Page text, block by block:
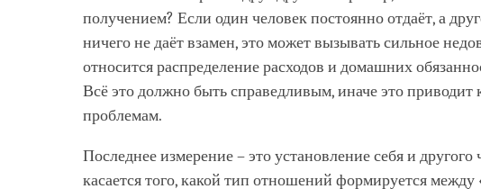
получением? Если один человек постоянно отдаёт, а
ничего не даёт взамен, это может вызывать сильное
относится распределение расходов и домашних
Всё это должно быть справедливым, иначе это приводит
проблемам.
Последнее измерение – это установление себя и
касается того, какой тип отношений формируется